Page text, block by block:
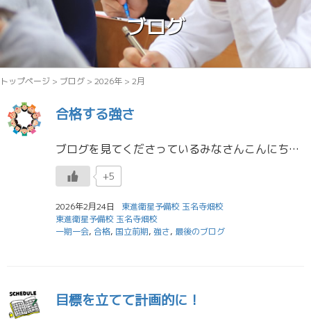
ブログ
トップページ > ブログ > 2026年 > 2月
合格する強さ
ブログを見てくださっているみなさんこんにちは！担任助手の龍野です
+5
2026年2月24日
東進衛星予備校 玉名寺畑校
東進衛星予備校 玉名寺畑校
一期一会, 合格, 国立前期, 強さ, 最後のブログ
目標を立てて計画的に！